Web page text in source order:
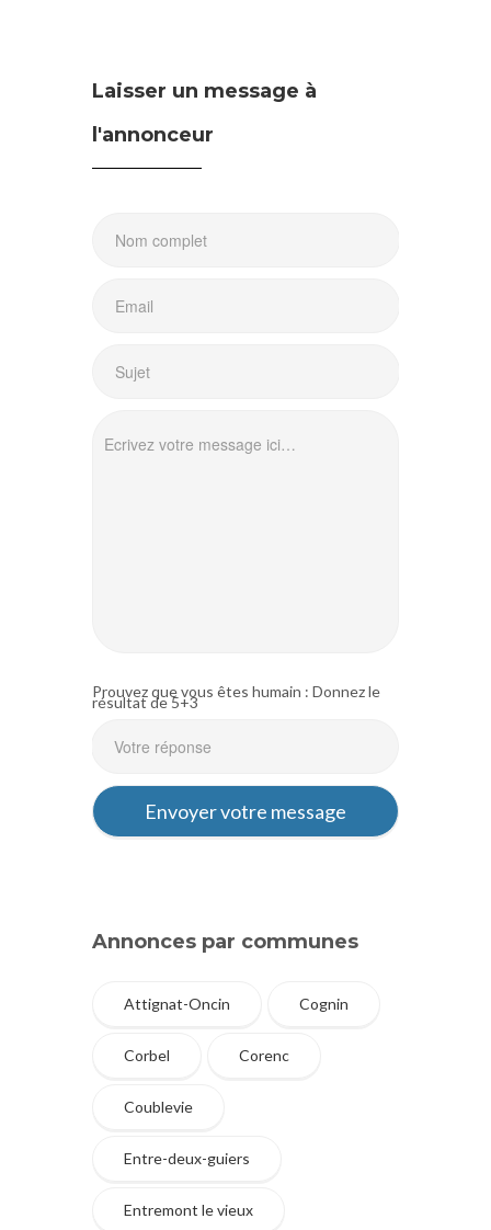
Laisser un message à
l'annonceur
Prouvez que vous êtes humain : Donnez le
résultat de 5+3
Annonces par communes
Attignat-Oncin Cognin
Corbel Corenc
Coublevie
Entre-deux-guiers
Entremont le vieux